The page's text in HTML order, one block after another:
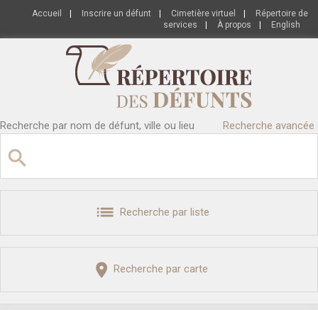
Accueil Inscrire un défunt Cimetière virtuel
Répertoire de
services
À propos English
Recherche par nom de défunt, ville ou lieu Recherche avancée
Recherche par liste
Recherche par carte